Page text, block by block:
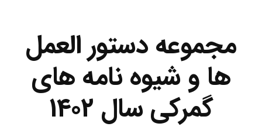
مجموعه دستور العمل
ها و شیوه نامه های
گمرکی سال ۱۴۰۲